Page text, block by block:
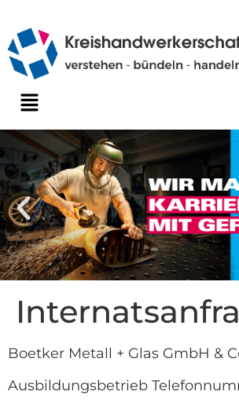
Boetker Metall + Glas GmbH &
Ausbildungsbetrieb